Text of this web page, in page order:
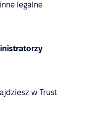
legalne
w Trust